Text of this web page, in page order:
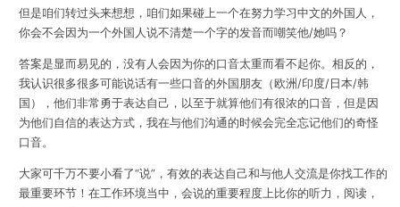
但是咱们转过头来想想，咱们如果碰上一个在努力学习中文的外国人，
你会不会因为一个外国人说不清楚一个字的发音而嘲笑他/她吗？
答案是显而易见的，没有人会因为你的口音太重而看不起你。相反的，
我认识很多很多可能说话有一些口音的外国朋友（欧洲/印度/日本/韩
国），他们非常勇于表达自己，以至于就算他们有很浓的口音，但是因
为他们自信的表达方式，我在与他们沟通的时候会完全忘记他们的奇怪
口音。
大家可千万不要小看了“说”，有效的表达自己和与他人交流是你找工作的
最重要环节！在工作环境当中，会说的重要程度上比你的听力，阅读，